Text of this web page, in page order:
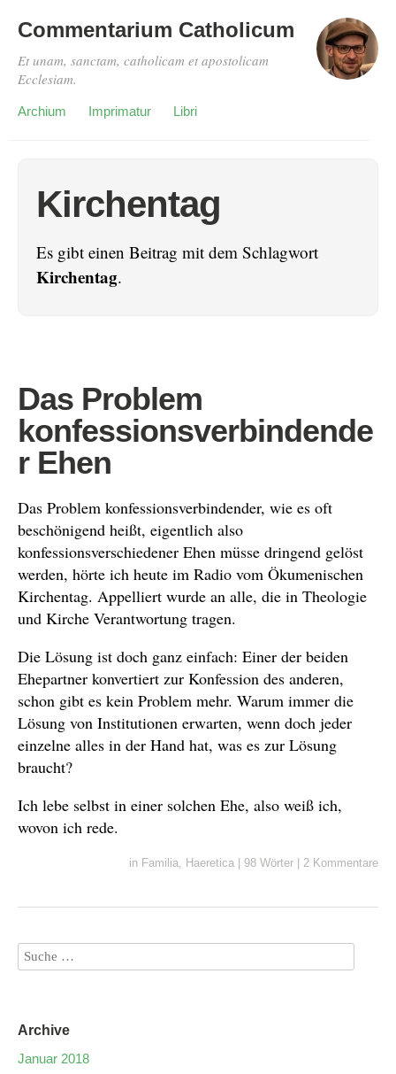
Commentarium Catholicum
Et unam, sanctam, catholicam et apostolicam
Ecclesiam.
Archium Imprimatur Libri
Kirchentag
Es gibt einen Beitrag mit dem Schlagwort
Kirchentag.
Das Problem
konfessionsverbindende
r Ehen
Das Problem konfessionsverbindender, wie es oft
beschönigend heißt, eigentlich also
konfessionsverschiedener Ehen müsse dringend gelöst
werden, hörte ich heute im Radio vom Ökumenischen
Kirchentag. Appelliert wurde an alle, die in Theologie
und Kirche Verantwortung tragen.
Die Lösung ist doch ganz einfach: Einer der beiden
Ehepartner konvertiert zur Konfession des anderen,
schon gibt es kein Problem mehr. Warum immer die
Lösung von Institutionen erwarten, wenn doch jeder
einzelne alles in der Hand hat, was es zur Lösung
braucht?
Ich lebe selbst in einer solchen Ehe, also weiß ich,
wovon ich rede.
in Familia, Haeretica 98 Wörter 2 Kommentare
Archive
Januar 2018